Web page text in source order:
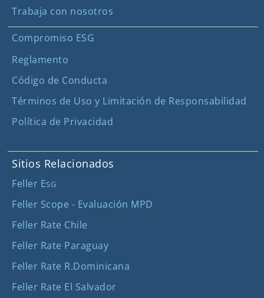
Trabaja con nosotros
Compromiso ESG
Reglamento
Código de Conducta
Términos de Uso y Limitación de Responsabilidad
Política de Privacidad
Sitios Relacionados
Feller ESG
Feller Scope - Evaluación MPD
Feller Rate Chile
Feller Rate Paraguay
Feller Rate R.Dominicana
Feller Rate El Salvador